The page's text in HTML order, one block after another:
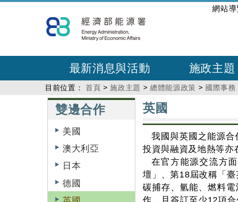
到
主
內
:::
網站導
最新消息與活動 施政主題
目前位置： 首頁 >施政主題 >總體能源政策 > 國際事務
:::雙邊合作
美國
澳大利亞
日本
德國
:::
英國
我國與英國之能源
投資與融資及地熱等亦
在官方能源交流方
壇」、第18屆改稱「
碳捕存、氫能、燃料
作，且簽訂至少12項